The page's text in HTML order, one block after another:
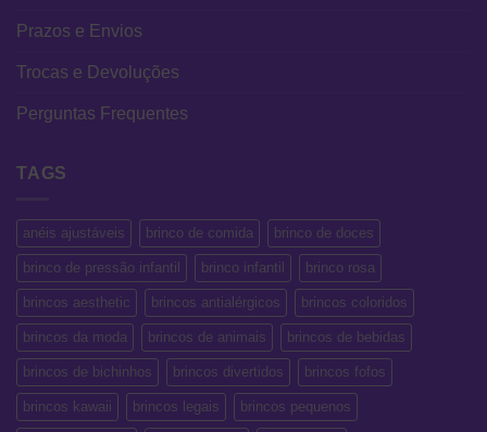
Prazos e Envios
Trocas e Devoluções
Perguntas Frequentes
TAGS
anéis ajustáveis brinco de comida brinco de doces
brinco de pressão infantil brinco infantil brinco rosa
brincos aesthetic brincos antialérgicos brincos coloridos
brincos da moda brincos de animais brincos de bebidas
brincos de bichinhos brincos divertidos brincos fofos
brincos kawaii brincos legais brincos pequenos